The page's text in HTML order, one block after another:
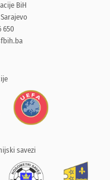
BiH
650
savezi